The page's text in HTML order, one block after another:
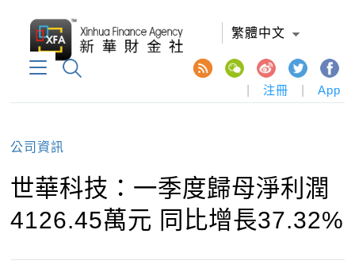
繁體中文
注冊 App
公司資訊
世華科技：一季度歸母淨利潤
4126.45萬元 同比增長37.32%